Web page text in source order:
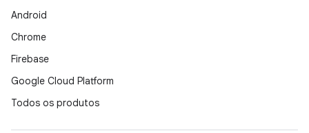
Android
Chrome
Firebase
Google Cloud Platform
Todos os produtos